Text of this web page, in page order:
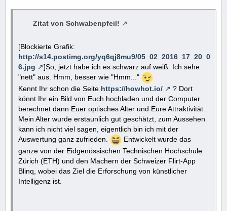
Zitat von Schwabenpfeil!
[Blockierte Grafik:
http://s14.postimg.org/yq6qj8mu9/05_02_2016_17_20_0
6.jpg
]So, jetzt habe ich es schwarz auf weiß. Ich sehe
"nett" aus. Hmm, besser wie "Hmm..."
Kennt Ihr schon die Seite https://howhot.io/
? Dort
könnt Ihr ein Bild von Euch hochladen und der Computer
berechnet dann Euer optisches Alter und Eure Attraktivität.
Mein Alter wurde erstaunlich gut geschätzt, zum Aussehen
kann ich nicht viel sagen, eigentlich bin ich mit der
Auswertung ganz zufrieden.
Entwickelt wurde das
ganze von der Eidgenössischen Technischen Hochschule
Zürich (ETH) und den Machern der Schweizer Flirt-App
Blinq, wobei das Ziel die Erforschung von künstlicher
Intelligenz ist.